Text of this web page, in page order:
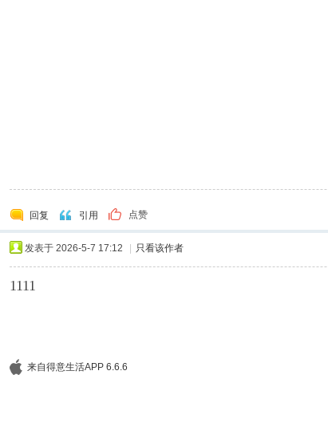
回复 引用 点赞
发表于 2026-5-7 17:12 只看该作者
1111
来自得意生活APP 6.6.6